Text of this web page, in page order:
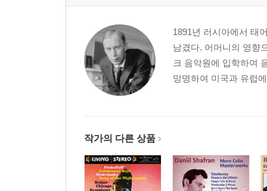
1891년 러시아에서 태
남겼다. 어머니의 영향
크 음악원에 입학하여
망명하여 미국과 유럽
작가의 다른 상품